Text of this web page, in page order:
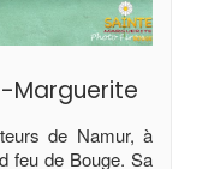
Marguerite
de Namur, à
feu de Bouge. Sa